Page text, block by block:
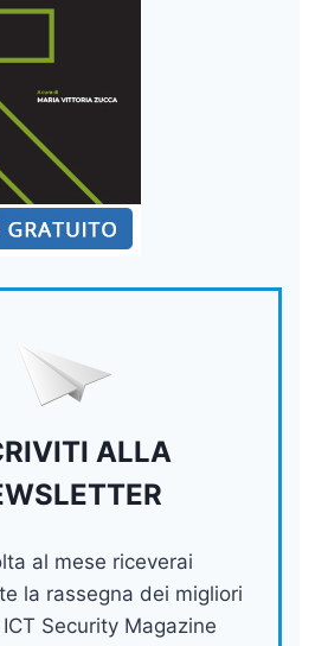
ALLA
al mese riceverai
la rassegna dei migliori
Security Magazine